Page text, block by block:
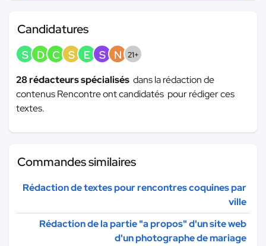
Candidatures
S D C S E S N 21+
28 rédacteurs spécialisés dans la rédaction de
contenus Rencontre ont candidatés pour rédiger ces
textes.
Commandes similaires
Rédaction de textes pour rencontres coquines par
ville
Rédaction de la partie "a propos" d'un site web
d'un photographe de mariage